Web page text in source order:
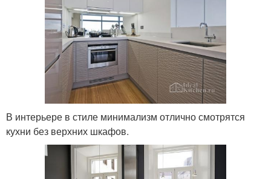
В интерьере в стиле минимализм отлично смотрятся
кухни без верхних шкафов.